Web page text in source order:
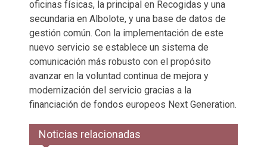
oficinas físicas, la principal en Recogidas y una
secundaria en Albolote, y una base de datos de
gestión común. Con la implementación de este
nuevo servicio se establece un sistema de
comunicación más robusto con el propósito
avanzar en la voluntad continua de mejora y
modernización del servicio gracias a la
financiación de fondos europeos Next Generation.
Noticias relacionadas